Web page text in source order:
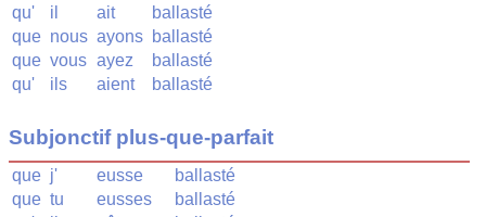
qu'
il ait
ballasté
que nous ayons ballasté
que vous ayez
ballasté
qu'
ils aient ballasté
Subjonctif plus-que-parfait
que j' eusse
ballasté
que tu eusses
ballasté